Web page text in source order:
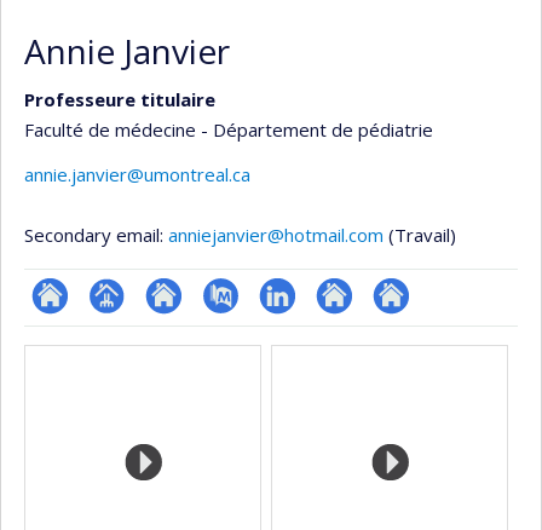
Annie Janvier
Professeure titulaire
Faculté de médecine - Département de pédiatrie
annie.janvier@umontreal.ca
Secondary email: anniejanvier@hotmail.com (Travail)
ResearchGate
Page Site
de
recherche
PubMedLinkedInAutre Autre
Media